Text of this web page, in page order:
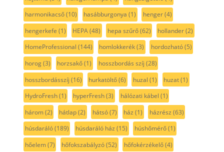
harmonikacső(10) hasábburgonya (1) henger(4)
hengerkefe (1) HEPA(48) hepa szűrő(62) hollander(2)
HomeProfessional (144) homlokkerék(3) hordozható(5)
horog(3) horzsakő(1) hosszbordás szíj (28)
hosszbordásszíj (16) hurkatöltő(6) huzal (1) huzat(1)
HydroFresh(1) hyperFresh(3) hálózati kábel (1)
három(2) hátlap(2) hátsó(7) ház (1) házrész (63)
húsdaráló(189) húsdaráló ház (15) húshőmérő(1)
hőelem(7) hőfokszabályzó(52) hőfokérzékelő(4)